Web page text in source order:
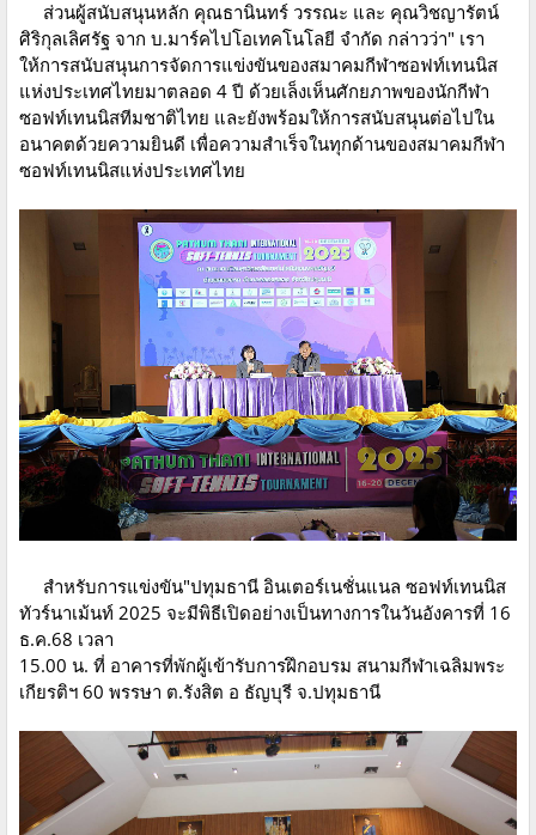
ส่วนผู้สนับสนุนหลัก คุณธานินทร์ วรรณะ และ คุณวิชญารัตน์
ศิริกุลเลิศรัฐ จาก บ.มาร์คไปโอเทคโนโลยี จำกัด กล่าวว่า" เรา
ให้การสนับสนุนการจัดการแข่งขันของสมาคมกีฬาซอฟท์เทนนิส
แห่งประเทศไทยมาตลอด 4 ปี ด้วยเล็งเห็นศักยภาพของนักกีฬา
ซอฟท์เทนนิสทีมชาติไทย และยังพร้อมให้การสนับสนุนต่อไปใน
อนาคตด้วยความยินดี เพื่อความสำเร็จในทุกด้านของสมาคมกีฬา
ซอฟท์เทนนิสแห่งประเทศไทย
สำหรับการแข่งขัน"ปทุมธานี อินเตอร์เนชั่นแนล ซอฟท์เทนนิส
ทัวร์นาเม้นท์ 2025 จะมีพิธีเปิดอย่างเป็นทางการในวันอังคารที่ 16
ธ.ค.68 เวลา
15.00 น. ที่ อาคารที่พักผู้เข้ารับการฝึกอบรม สนามกีฬาเฉลิมพระ
เกียรติฯ 60 พรรษา ต.รังสิต อ ธัญบุรี จ.ปทุมธานี